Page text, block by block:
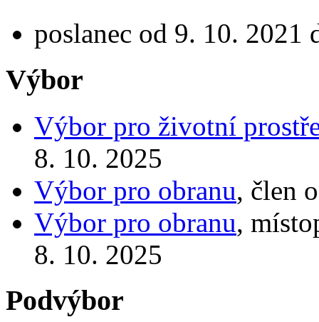
poslanec od 9. 10. 2021
Výbor
Výbor pro životní
8. 10. 2025
Výbor pro obranu, člen
Výbor pro obranu,
8. 10. 2025
Podvýbor